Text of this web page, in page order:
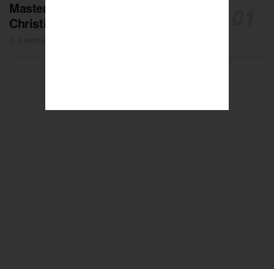
Masters de Pétanque : Les adieux de
Christian Fazzino